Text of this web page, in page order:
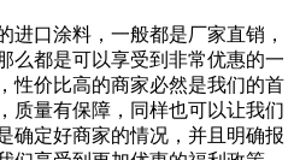
口涂料，一般都是厂家直销，
么都是可以享受到非常优惠的一
性价比高的商家必然是我们的首
质量有保障，同样也可以让我们
确定好商家的情况，并且明确报